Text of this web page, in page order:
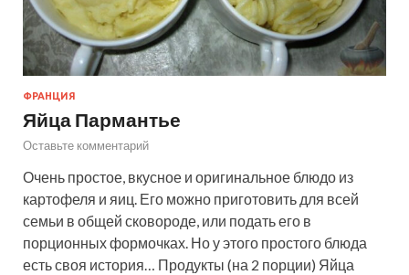
ФРАНЦИЯ
Яйца Пармантье
Оставьте комментарий
Очень простое, вкусное и оригинальное блюдо из
картофеля и яиц. Его можно приготовить для всей
семьи в общей сковороде, или подать его в
порционных формочках. Но у этого простого блюда
есть своя история… Продукты (на 2 порции) Яйца